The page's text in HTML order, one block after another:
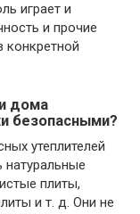
играет и
и прочие
конкретной
дома
безопасными?
утеплителей
плиты,
и т. д. Они не